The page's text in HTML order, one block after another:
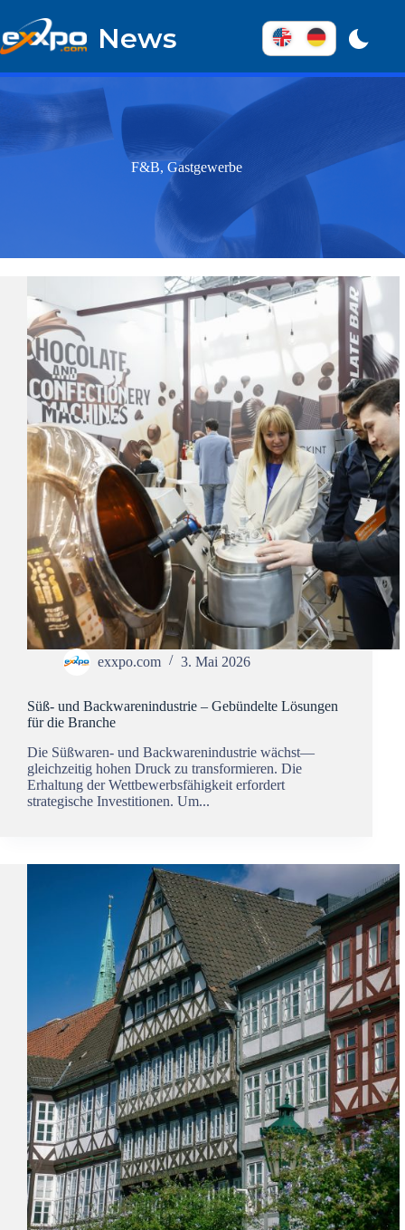
zum
Inhalt
News
F&B, Gastgewerbe
exxpo.com 3. Mai 2026
Süß- und Backwarenindustrie – Gebündelte Lösungen
für die Branche
Die Süßwaren- und Backwarenindustrie wächst—
gleichzeitig hohen Druck zu transformieren. Die
Erhaltung der Wettbewerbsfähigkeit erfordert
strategische Investitionen. Um...